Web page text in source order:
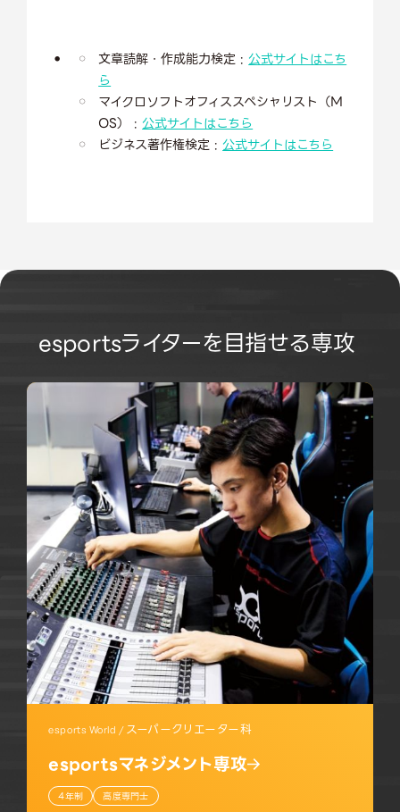
文章読解・作成能力検定 : 公式サイトはこち
ら
マイクロソフトオフィススペシャリスト（M
OS） : 公式サイトはこちら
ビジネス著作権検定 : 公式サイトはこちら
esportsライターを目指せる専攻
esports World / スーパークリエーター科
esportsマネジメント専攻
4年制 高度専門士